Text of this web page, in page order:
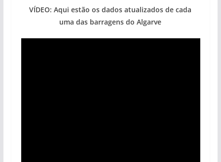
VÍDEO: Aqui estão os dados atualizados de cada
uma das barragens do Algarve